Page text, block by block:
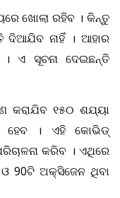
ଖୋଲା ରହିବ । କିନ୍ତୁ
ଦିଆଯିବ ନାହିଁ । ଆହାର
। ଏ ସୂଚନା ଦେଇଛନ୍ତି
କରାଯିବ ୧୫୦ ଶଯ୍ୟା
ହେବ । ଏହି କୋଭିଡ୍
କରିବ । ଏଥିରେ
90ଟି ଅକ୍ସିଜେନ ଥିବା